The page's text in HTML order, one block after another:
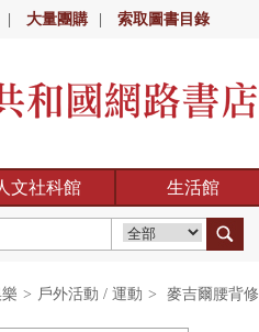
大量團購 索取圖書目錄
文社科館 生活館
> 戶外活動 / 運動 > 麥吉爾腰背